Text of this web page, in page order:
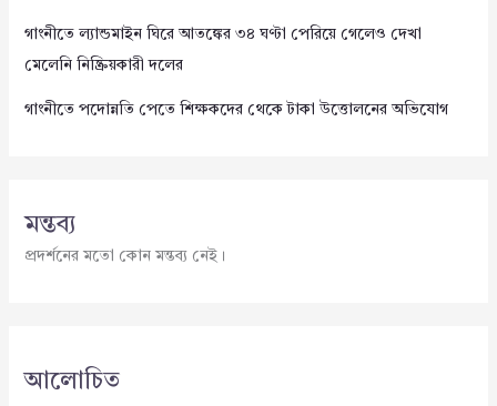
গাংনীতে ল্যান্ডমাইন ঘিরে আতঙ্কের ৩৪ ঘণ্টা পেরিয়ে গেলেও দেখা
মেলেনি নিষ্ক্রিয়কারী দলের
গাংনীতে পদোন্নতি পেতে শিক্ষকদের থেকে টাকা উত্তোলনের অভিযোগ
মন্তব্য
প্রদর্শনের মতো কোন মন্তব্য নেই।
আলোচিত